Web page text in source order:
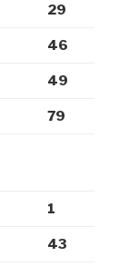
29
46
49
79
1
43